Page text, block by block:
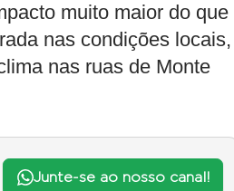
muito maior do que
nas condições locais,
nas ruas de Monte
Junte-se ao nosso canal!